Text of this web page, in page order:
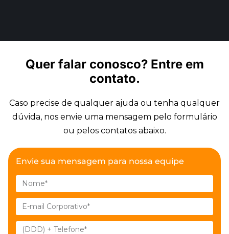
Quer falar conosco? Entre em
contato.
Caso precise de qualquer ajuda ou tenha qualquer
dúvida, nos envie uma mensagem pelo formulário
ou pelos contatos abaixo.
Envie sua mensagem para nossa equipe